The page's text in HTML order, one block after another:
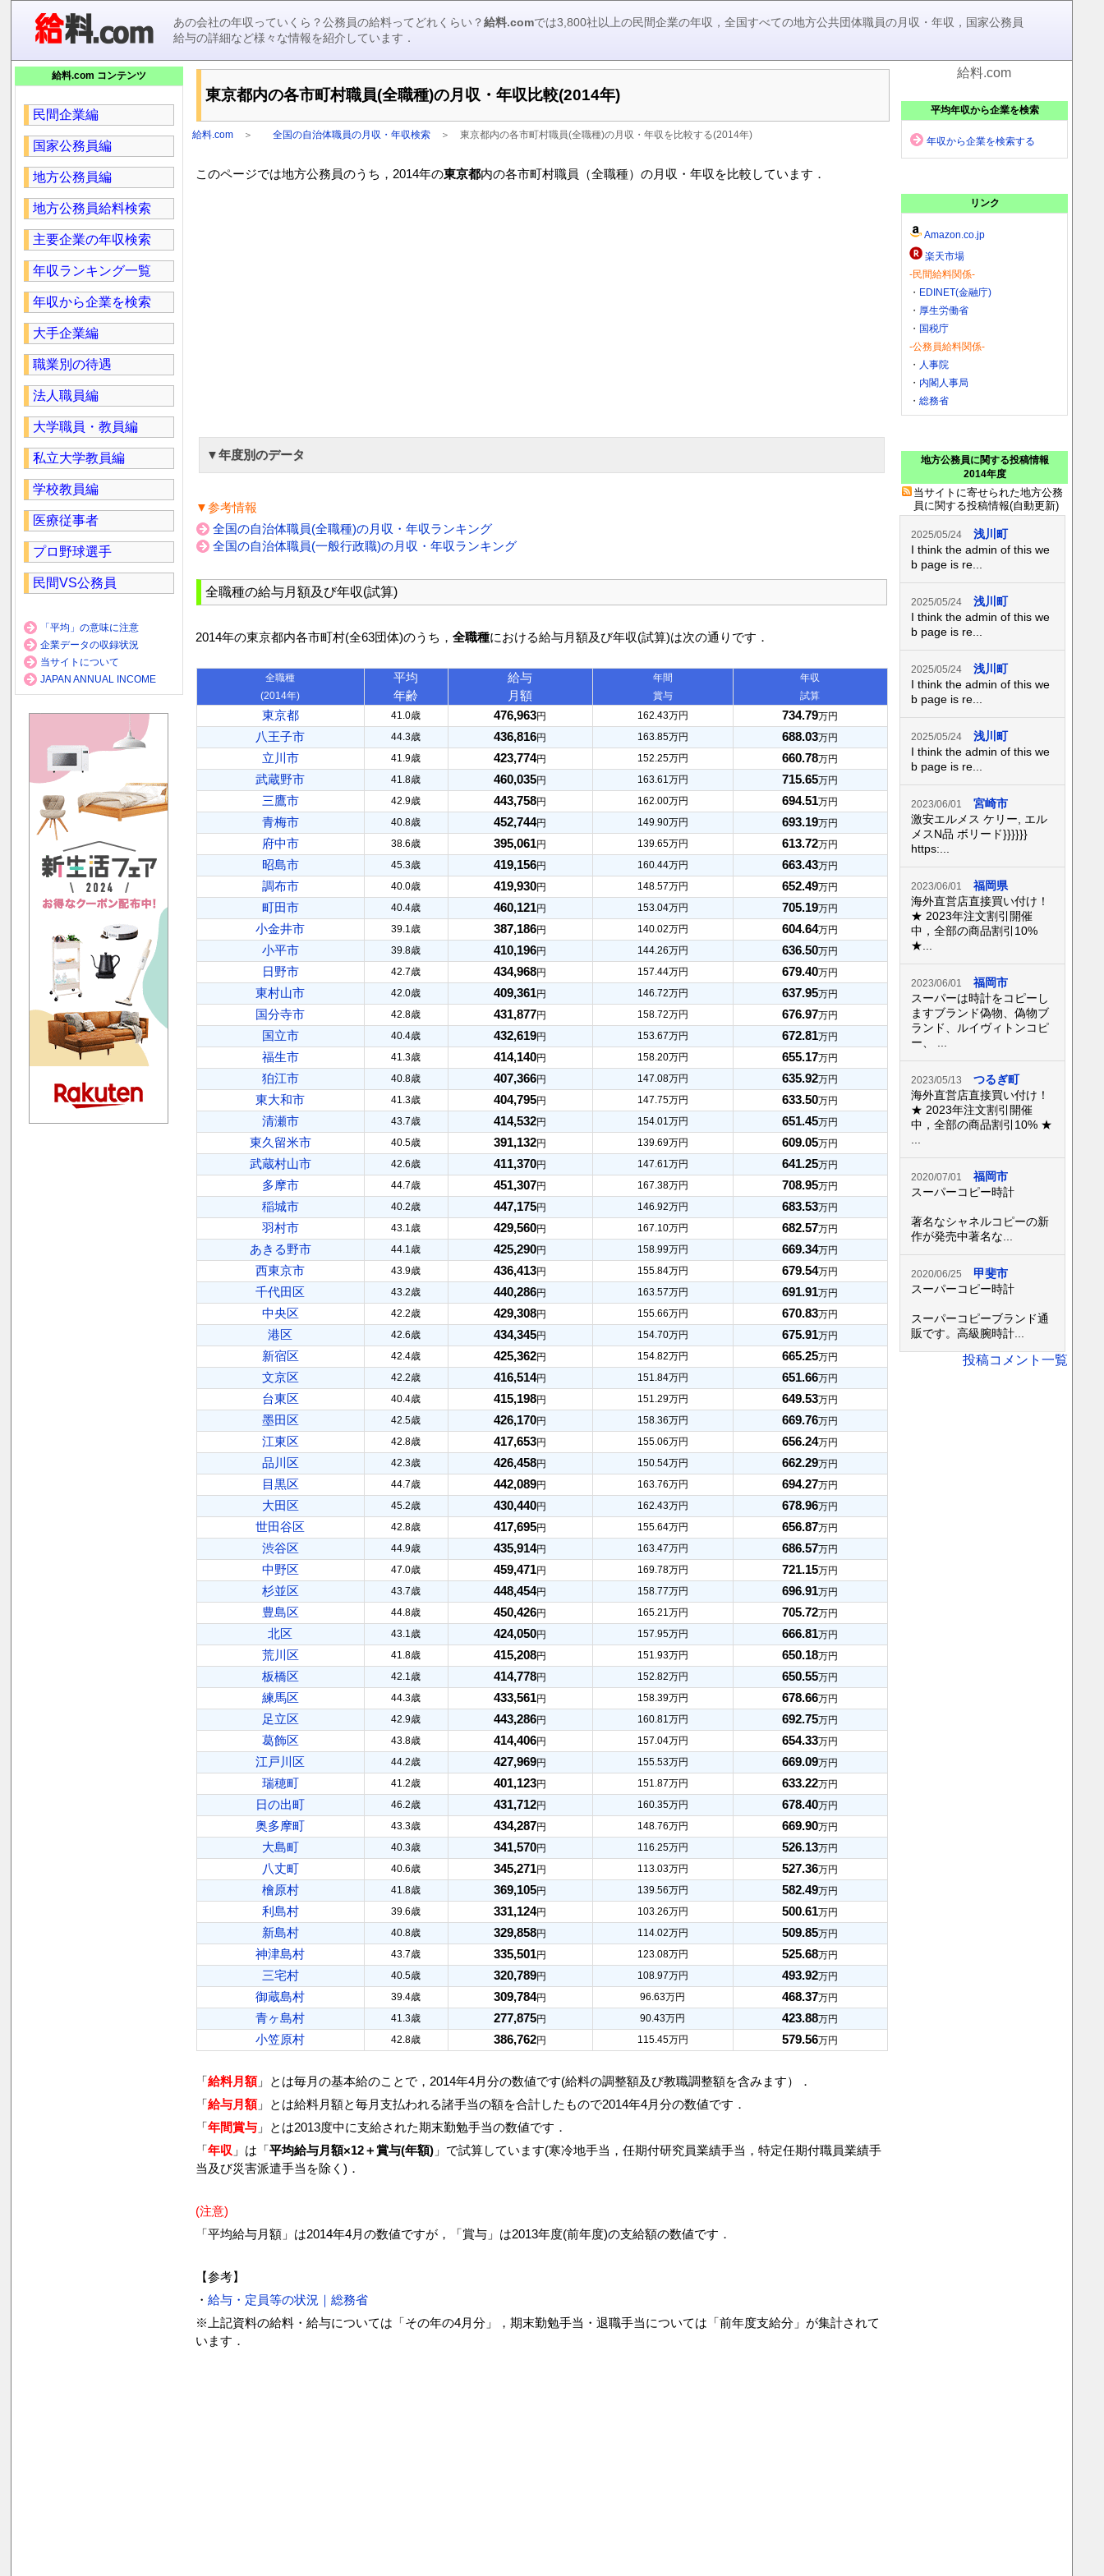
あの会社の年収っていくら？公務員の給料ってどれくらい？給料.comでは3,800社以上の民間企業の年収，全国すべての地方公共団体職員の月収・年収，国家公務員
給与の詳細など様々な情報を紹介しています．
東京都内の各市町村職員(全職種)の月収・年収比較(2014年)
給料.com ＞ 全国の自治体職員の月収・年収検索 ＞東京都内の各市町村職員(全職種)の月収・年収を比較する(2014年)
このページでは地方公務員のうち，2014年の東京都内の各市町村職員（全職種）の月収・年収を比較しています．
▼年度別のデータ
▼参考情報
全国の自治体職員(全職種)の月収・年収ランキング
全国の自治体職員(一般行政職)の月収・年収ランキング
全職種の給与月額及び年収(試算)
2014年の東京都内各市町村(全63団体)のうち，全職種における給与月額及び年収(試算)は次の通りです．
全職種
(2014年)
平均
年齢
給与
月額
年間
賞与
年収
試算
東京都 41.0歳 476,963円 162.43万円 734.79万円
八王子市 44.3歳 436,816円 163.85万円 688.03万円
立川市 41.9歳 423,774円 152.25万円 660.78万円
武蔵野市 41.8歳 460,035円 163.61万円 715.65万円
三鷹市 42.9歳 443,758円 162.00万円 694.51万円
青梅市 40.8歳 452,744円 149.90万円 693.19万円
府中市 38.6歳 395,061円 139.65万円 613.72万円
昭島市 45.3歳 419,156円 160.44万円 663.43万円
調布市 40.0歳 419,930円 148.57万円 652.49万円
町田市 40.4歳 460,121円 153.04万円 705.19万円
小金井市 39.1歳 387,186円 140.02万円 604.64万円
小平市 39.8歳 410,196円 144.26万円 636.50万円
日野市 42.7歳 434,968円 157.44万円 679.40万円
東村山市 42.0歳 409,361円 146.72万円 637.95万円
国分寺市 42.8歳 431,877円 158.72万円 676.97万円
国立市 40.4歳 432,619円 153.67万円 672.81万円
福生市 41.3歳 414,140円 158.20万円 655.17万円
狛江市 40.8歳 407,366円 147.08万円 635.92万円
東大和市 41.3歳 404,795円 147.75万円 633.50万円
清瀬市 43.7歳 414,532円 154.01万円 651.45万円
東久留米市 40.5歳 391,132円 139.69万円 609.05万円
武蔵村山市 42.6歳 411,370円 147.61万円 641.25万円
多摩市 44.7歳 451,307円 167.38万円 708.95万円
稲城市 40.2歳 447,175円 146.92万円 683.53万円
羽村市 43.1歳 429,560円 167.10万円 682.57万円
あきる野市 44.1歳 425,290円 158.99万円 669.34万円
西東京市 43.9歳 436,413円 155.84万円 679.54万円
千代田区 43.2歳 440,286円 163.57万円 691.91万円
中央区 42.2歳 429,308円 155.66万円 670.83万円
港区 42.6歳 434,345円 154.70万円 675.91万円
新宿区 42.4歳 425,362円 154.82万円 665.25万円
文京区 42.2歳 416,514円 151.84万円 651.66万円
台東区 40.4歳 415,198円 151.29万円 649.53万円
墨田区 42.5歳 426,170円 158.36万円 669.76万円
江東区 42.8歳 417,653円 155.06万円 656.24万円
品川区 42.3歳 426,458円 150.54万円 662.29万円
目黒区 44.7歳 442,089円 163.76万円 694.27万円
大田区 45.2歳 430,440円 162.43万円 678.96万円
世田谷区 42.8歳 417,695円 155.64万円 656.87万円
渋谷区 44.9歳 435,914円 163.47万円 686.57万円
中野区 47.0歳 459,471円 169.78万円 721.15万円
杉並区 43.7歳 448,454円 158.77万円 696.91万円
豊島区 44.8歳 450,426円 165.21万円 705.72万円
北区 43.1歳 424,050円 157.95万円 666.81万円
荒川区 41.8歳 415,208円 151.93万円 650.18万円
板橋区 42.1歳 414,778円 152.82万円 650.55万円
練馬区 44.3歳 433,561円 158.39万円 678.66万円
足立区 42.9歳 443,286円 160.81万円 692.75万円
葛飾区 43.8歳 414,406円 157.04万円 654.33万円
江戸川区 44.2歳 427,969円 155.53万円 669.09万円
瑞穂町 41.2歳 401,123円 151.87万円 633.22万円
日の出町 46.2歳 431,712円 160.35万円 678.40万円
奥多摩町 43.3歳 434,287円 148.76万円 669.90万円
大島町 40.3歳 341,570円 116.25万円 526.13万円
八丈町 40.6歳 345,271円 113.03万円 527.36万円
檜原村 41.8歳 369,105円 139.56万円 582.49万円
利島村 39.6歳 331,124円 103.26万円 500.61万円
新島村 40.8歳 329,858円 114.02万円 509.85万円
神津島村 43.7歳 335,501円 123.08万円 525.68万円
三宅村 40.5歳 320,789円 108.97万円 493.92万円
御蔵島村 39.4歳 309,784円 96.63万円 468.37万円
青ヶ島村 41.3歳 277,875円 90.43万円 423.88万円
小笠原村 42.8歳 386,762円 115.45万円 579.56万円
「給料月額」とは毎月の基本給のことで，2014年4月分の数値です(給料の調整額及び教職調整額を含みます）．
「給与月額」とは給料月額と毎月支払われる諸手当の額を合計したもので2014年4月分の数値です．
「年間賞与 」とは2013度中に支給された期末勤勉手当の数値です．
「年収 」は「平均給与月額×12＋賞与(年額) 」で試算しています(寒冷地手当，任期付研究員業績手当，特定任期付職員業績手
当及び災害派遣手当を除く)．
(注意)
「平均給与月額」は2014年4月の数値ですが，「賞与」は2013年度(前年度)の支給額の数値です．
【参考】
・給与・定員等の状況｜総務省
※上記資料の給料・給与については「その年の4月分」，期末勤勉手当・退職手当については「前年度支給分」が集計されて
います．
給料.com コンテンツ
民間企業編
国家公務員編
地方公務員編
地方公務員給料検索
主要企業の年収検索
年収ランキング一覧
年収から企業を検索
大手企業編
職業別の待遇
法人職員編
大学職員・教員編
私立大学教員編
学校教員編
医療従事者
プロ野球選手
民間VS公務員
「平均」の意味に注意
企業データの収録状況
当サイトについて
JAPAN ANNUAL INCOME
給料.com
平均年収から企業を検索
年収から企業を検索する
リンク
Amazon.co.jp
楽天市場
-民間給料関係-
・ EDINET(金融庁)
・ 厚生労働省
・ 国税庁
-公務員給料関係-
・ 人事院
・ 内閣人事局
・総務省
地方公務員に関する投稿情報
2014年度
当サイトに寄せられた地方公務
員に関する投稿情報(自動更新)
2025/05/24
浅川町
I think the admin of this we
b page is re...
2025/05/24
浅川町
I think the admin of this we
b page is re...
2025/05/24
浅川町
I think the admin of this we
b page is re...
2025/05/24
浅川町
I think the admin of this we
b page is re...
2023/06/01
宮崎市
激安エルメス ケリー, エル
メスN品 ボリード}}}}}}
https:...
2023/06/01
福岡県
海外直営店直接買い付け！
★ 2023年注文割引開催
中，全部の商品割引10%
★...
2023/06/01
福岡市
スーパーは時計をコピーし
ますブランド偽物、偽物ブ
ランド、ルイヴィトンコピ
ー、 ...
2023/05/13
つるぎ町
海外直営店直接買い付け！
★ 2023年注文割引開催
中，全部の商品割引10% ★
2020/07/01
福岡市
スーパーコピー時計
著名なシャネルコピーの新
作が発売中著名な...
2020/06/25
甲斐市
スーパーコピー時計
スーパーコピーブランド通
販です。高級腕時計...
投稿コメント一覧